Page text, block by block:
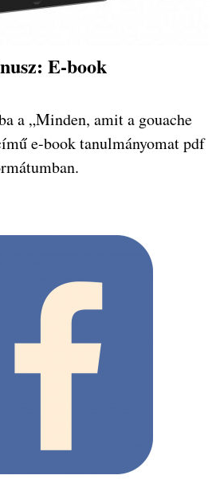
E-book
a „Minden, amit a gouache
e-book tanulmányomat pdf